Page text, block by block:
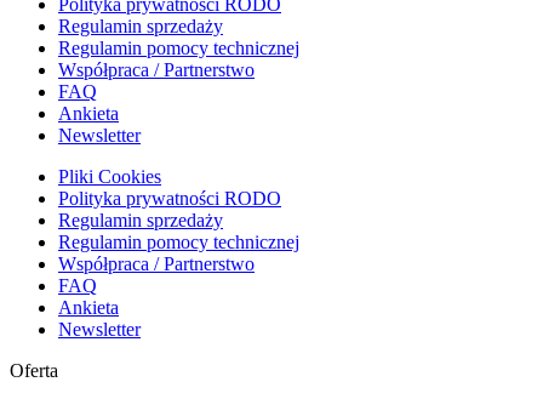
Regulamin sprzedaży
Regulamin pomocy technicznej
Współpraca / Partnerstwo
FAQ
Ankieta
Newsletter
Pliki Cookies
Polityka prywatności RODO
Regulamin sprzedaży
Regulamin pomocy technicznej
Współpraca / Partnerstwo
FAQ
Ankieta
Newsletter
Oferta